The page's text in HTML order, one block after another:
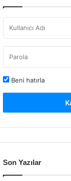
Beni hatırla
Son Yazılar